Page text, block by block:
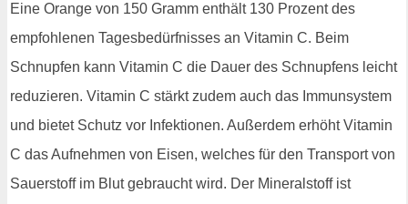
Eine Orange von 150 Gramm enthält 130 Prozent des
empfohlenen Tagesbedürfnisses an Vitamin C. Beim
Schnupfen kann Vitamin C die Dauer des Schnupfens leicht
reduzieren. Vitamin C stärkt zudem auch das Immunsystem
und bietet Schutz vor Infektionen. Außerdem erhöht Vitamin
C das Aufnehmen von Eisen, welches für den Transport von
Sauerstoff im Blut gebraucht wird. Der Mineralstoff ist